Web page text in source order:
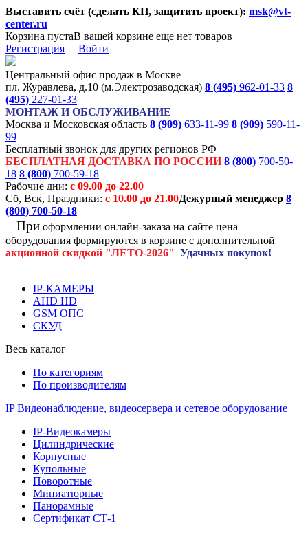
Выставить счёт (сделать КП, защитить проект): msk@vt-
center.ru
Корзина пустаВ вашей корзине еще нет товаров
Регистрация
Войти
Центральный офис продаж в Москве
пл. Журавлева, д.10 (м.Электрозаводская) 8 (495) 962-01-33 8
(495) 227-01-33
МОНТАЖ И ОБСЛУЖИВАНИЕ
Москва и Московская область 8 (909) 633-11-99 8 (909) 590-11-
99
Бесплатный звонок для других регионов РФ
БЕСПЛАТНАЯ ДОСТАВКА ПО РОССИИ 8 (800) 700-50-
18 8 (800) 700-59-18
Рабочие дни: с 09.00 до 22.00
Сб, Вск, Праздники: с 10.00 до 21.00Дежурный менеджер 8
(800) 700-50-18
При оформлении онлайн-заказа на сайте цена
оборудования формируются в корзине с дополнительной
акционной скидкой "ЛЕТО-2026" Удачных покупок!
IP-КАМЕРЫ
AHD HD
GSM ОПС
СКУД
Весь каталог
По категориям
По производителям
IP Видеонаблюдение, видеосервера и сетевое оборудование
IP-Видеокамеры
Цилиндрические
Корпусные
Купольные
Поворотные
Миниатюрные
Панорамные
Сертификат СТ-1